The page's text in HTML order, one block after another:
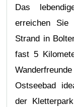
Das
erreichen
Strand in
fast 5
Ostseebad
der